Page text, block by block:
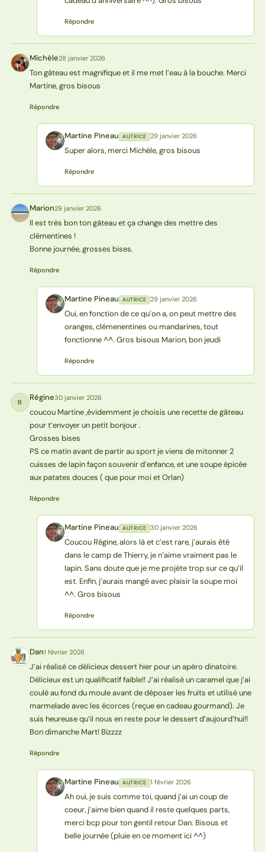
Répondre
M Michèle28 janvier 2026
Ton gâteau est magnifique et il me met l’eau à la bouche. Merci
Martine, gros bisous
Répondre
MP Martine Pineau AUTRICE 29 janvier 2026
Super alors, merci Michèle, gros bisous
Répondre
M Marion29 janvier 2026
Il est très bon ton gâteau et ça change des mettre des
clémentines !
Bonne journée, grosses bises.
Répondre
MP Martine Pineau AUTRICE 29 janvier 2026
Oui, en fonction de ce qu’on a, on peut mettre des
oranges, clémenentines ou mandarines, tout
fonctionne ^^. Gros bisous Marion, bon jeudi
Répondre
R Régine30 janvier 2026
coucou Martine ,évidemment je choisis une recette de gâteau
pour t’envoyer un petit bonjour .
Grosses bises
PS ce matin avant de partir au sport je viens de mitonner 2
cuisses de lapin façon souvenir d’enfance, et une soupe épicée
aux patates douces ( que pour moi et Orlan)
Répondre
MP Martine Pineau AUTRICE 30 janvier 2026
Coucou Régine, alors là et c’est rare, j’aurais été
dans le camp de Thierry, je n’aime vraiment pas le
lapin. Sans doute que je me projète trop sur ce qu’il
est. Enfin, j’aurais mangé avec plaisir la soupe moi
^^. Gros bisous
Répondre
D Dan1 février 2026
J’ai réalisé ce délicieux dessert hier pour un apéro dinatoire.
Délicieux est un qualificatif faible!! J’ai réalisé un caramel que j’ai
coulé au fond du moule avant de déposer les fruits et utilisé une
marmelade avec les écorces (reçue en cadeau gourmand). Je
suis heureuse qu’il nous en reste pour le dessert d’aujourd’hui!!
Bon dimanche Mart! Bizzzz
Répondre
MP Martine Pineau AUTRICE 1 février 2026
Ah oui, je suis comme toi, quand j’ai un coup de
coeur, j’aime bien quand il reste quelques parts,
merci bcp pour ton gentil retour Dan. Bisous et
belle journée (pluie en ce moment ici ^^)